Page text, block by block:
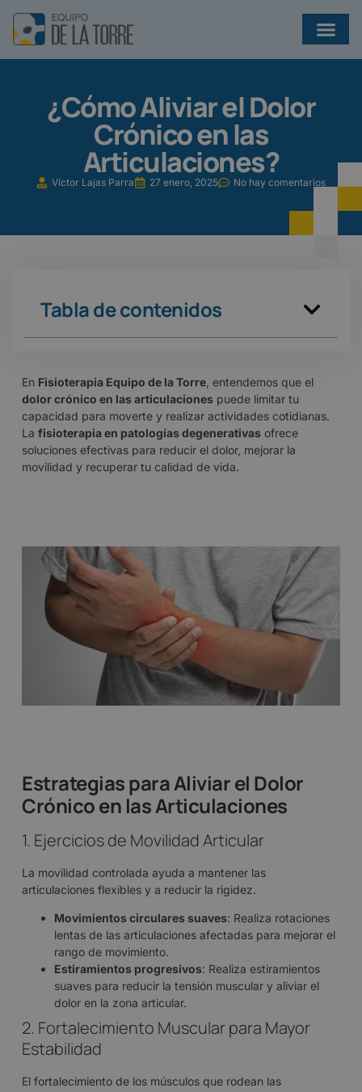
¿Cómo Aliviar el Dolor
Crónico en las
Articulaciones?
Víctor Lajas Parra 27 enero, 2025 No hay comentarios
Tabla de contenidos
En Fisioterapia Equipo de la Torre , entendemos que el
dolor crónico en las articulaciones puede limitar tu
capacidad para moverte y realizar actividades cotidianas.
Lafisioterapia en patologías degenerativas ofrece
soluciones efectivas para reducir el dolor, mejorar la
movilidad y recuperar tu calidad de vida.
Estrategias para Aliviar el Dolor
Crónico en las Articulaciones
1. Ejercicios de Movilidad Articular
La movilidad controlada ayuda a mantener las
articulaciones flexibles y a reducir la rigidez.
Movimientos circulares suaves: Realiza rotaciones
lentas de las articulaciones afectadas para mejorar el
rango de movimiento.
Estiramientos progresivos: Realiza estiramientos
suaves para reducir la tensión muscular y aliviar el
dolor en la zona articular.
2. Fortalecimiento Muscular para Mayor
Estabilidad
El fortalecimiento de los músculos que rodean las